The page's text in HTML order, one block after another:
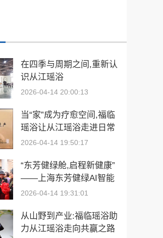
慢病逆转抗衰运动健康
從“建國方略”到“十五五”的偉大跨越 獻給孫中山誕辰160周年暨鄭麗文訪陸
在四季与周期之间,重新认
识从江瑶浴
2026-04-14 20:00:13
当“家”成为疗愈空间,福临
瑶浴让从江瑶浴走进日常
生活
2026-04-14 19:50:17
“东芳健绿舱,启程新健康”
——上海东芳健绿AI智能
养身舱品牌发布会圆满成
2026-04-14 19:31:01
从山野到产业:福临瑶浴助
力从江瑶浴走向共赢之路